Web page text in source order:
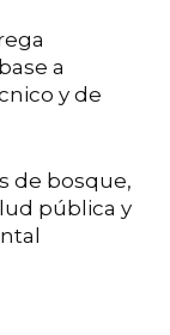
a
y de
de bosque,
pública y